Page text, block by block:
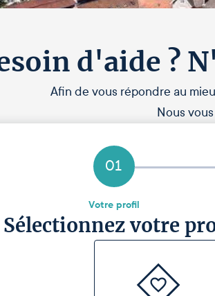
d'aide ?
Afin de vous répondre au
Nous
01
Votre profil
Sélectionnez votre